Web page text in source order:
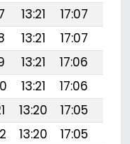
13:21 17:07
13:21 17:07
13:21 17:06
13:21 17:06
13:20 17:05
13:20 17:05